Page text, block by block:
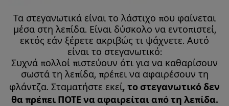
Τα στεγανωτικά είναι το λάστιχο που φαίνεται
μέσα στη λεπίδα. Είναι δύσκολο να εντοπιστεί,
εκτός εάν ξέρετε ακριβώς τι ψάχνετε. Αυτό
είναι το στεγανωτικό:
Συχνά πολλοί πιστεύουν ότι για να καθαρίσουν
σωστά τη λεπίδα, πρέπει να αφαιρέσουν τη
φλάντζα. Σταματήστε εκεί, το στεγανωτικό δεν
θα πρέπει ΠΟΤΕ να αφαιρείται από τη λεπίδα.